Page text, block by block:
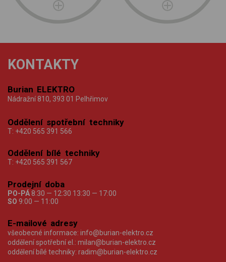
KONTAKTY
Burian ELEKTRO
Nádražní 810, 393 01 Pelhřimov
Oddělení spotřební techniky
T: +420 565 391 566
Oddělení bílé techniky
T: +420 565 391 567
Prodejní doba
PO-PÁ 8:30 — 12:30 13:30 — 17:00
SO 9:00 — 11:00
E-mailové adresy
všeobecné informace: info@burian-elektro.cz
oddělení spotřební el.: milan@burian-elektro.cz
oddělení bílé techniky: radim@burian-elektro.cz